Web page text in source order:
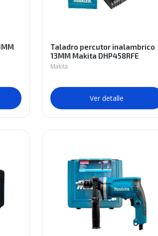
Taladro percutor inalambrico
13MM Makita DHP458RFE
Makita
Ver detalle